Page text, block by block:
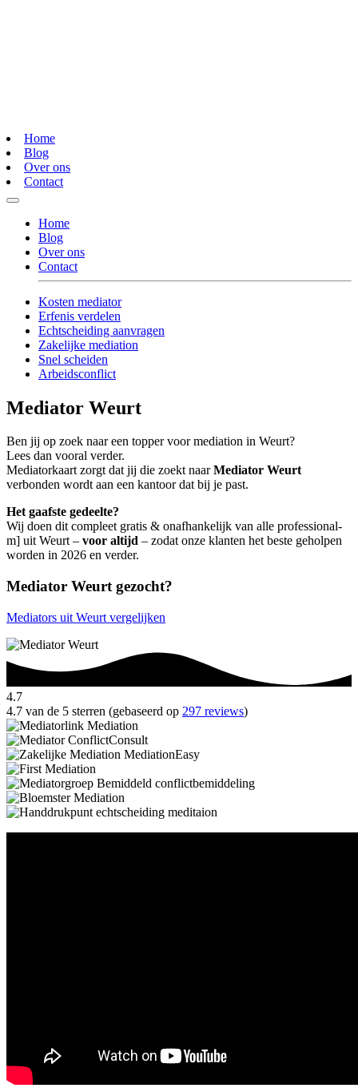
Home
Blog
Over ons
Contact
Home
Blog
Over ons
Contact
Kosten mediator
Erfenis verdelen
Echtscheiding aanvragen
Zakelijke mediation
Snel scheiden
Arbeidsconflict
Mediator Weurt
Ben jij op zoek naar een topper voor mediation in Weurt?
Lees dan vooral verder.
Mediatorkaart zorgt dat jij die zoekt naarMediator Weurt
verbonden wordt aan een kantoor dat bij je past.
Het gaafste gedeelte?
Wij doen dit compleet gratis & onafhankelijk van alle professional-
m] uit Weurt – voor altijd – zodat onze klanten het beste geholpen
worden in 2026 en verder.
Mediator Weurt gezocht?
Mediators uit Weurt vergelijken
4.7
4.7 van de 5 sterren (gebaseerd op 297 reviews)